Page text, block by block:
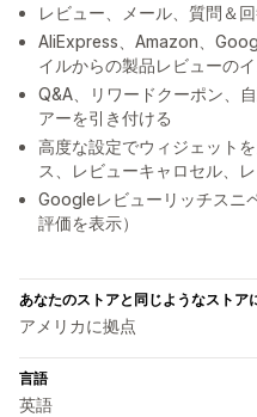
レビュー、メール、質問＆
AliExpress、Amazon、
イルからの製品レビューの
Q&A、リワードクーポン、
アーを引き付ける
高度な設定でウィジェット
ス、レビューキャロセル、
Googleレビューリッチスニ
評価を表示）
あなたのストアと同じようなストア
アメリカに拠点
言語
英語